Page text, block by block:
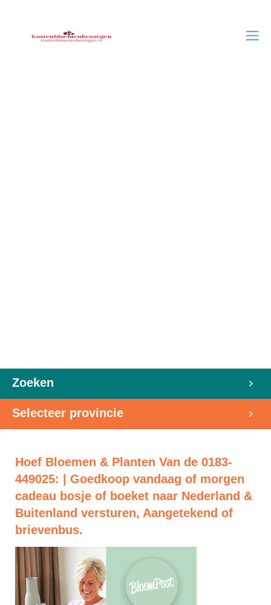
Zoeken
Selecteer provincie
Hoef Bloemen & Planten Van de 0183-
449025: | Goedkoop vandaag of morgen
cadeau bosje of boeket naar Nederland &
Buitenland versturen, Aangetekend of
brievenbus.